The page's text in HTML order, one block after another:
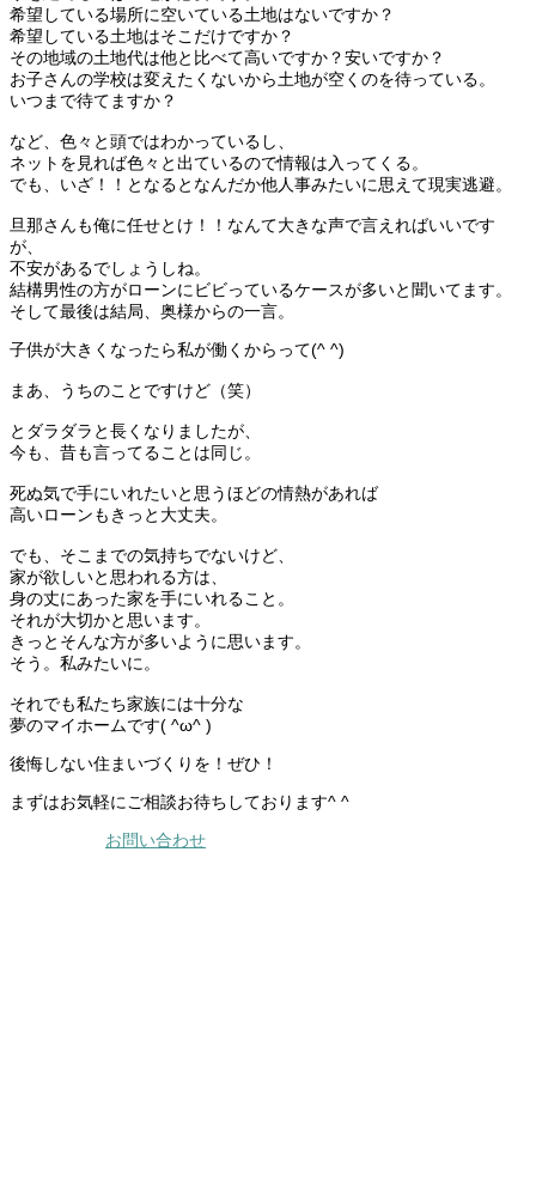
希望している場所に空いている土地はないですか？
希望している土地はそこだけですか？
その地域の土地代は他と比べて高いですか？安いですか？
お子さんの学校は変えたくないから土地が空くのを待っている。
いつまで待てますか？
など、色々と頭ではわかっているし、
ネットを見れば色々と出ているので情報は入ってくる。
でも、いざ！！となるとなんだか他人事みたいに思えて現実逃避。
旦那さんも俺に任せとけ！！なんて大きな声で言えればいいです
が、
不安があるでしょうしね。
結構男性の方がローンにビビっているケースが多いと聞いてます。
そして最後は結局、奥様からの一言。
子供が大きくなったら私が働くからって(^ ^)
まあ、うちのことですけど（笑）
とダラダラと長くなりましたが、
今も、昔も言ってることは同じ。
死ぬ気で手にいれたいと思うほどの情熱があれば
高いローンもきっと大丈夫。
でも、そこまでの気持ちでないけど、
家が欲しいと思われる方は、
身の丈にあった家を手にいれること。
それが大切かと思います。
きっとそんな方が多いように思います。
そう。私みたいに。
それでも私たち家族には十分な
夢のマイホームです( ^ω^ )
後悔しない住まいづくりを！ぜひ！
まずはお気軽にご相談お待ちしております^ ^
お問い合わせ